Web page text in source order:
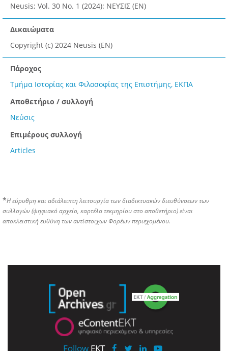
Neusis; Vol. 30 No. 1 (2024): ΝΕΥΣΙΣ (EN)
Δικαιώματα
Copyright (c) 2024 Neusis (EN)
Πάροχος
Τμήμα Ιστορίας και Φιλοσοφίας της Επιστήμης, ΕΚΠΑ
Αποθετήριο / συλλογή
Νεύσις
Επιμέρους συλλογή
Articles
*Η εύρυθμη και αδιάλειπτη λειτουργία των διαδικτυακών διευθύνσεων των
συλλογών (ψηφιακό αρχείο, καρτέλα τεκμηρίου στο αποθετήριο) είναι
αποκλειστική ευθύνη των αντίστοιχων Φορέων περιεχομένου.
Follow EKT